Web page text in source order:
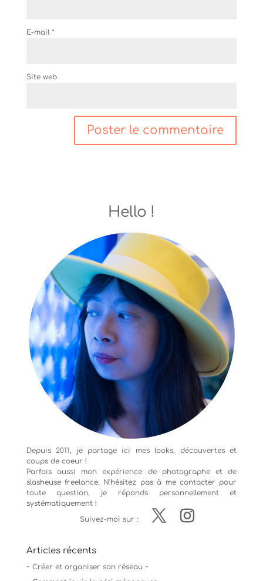
E-mail *
Site web
Hello !
Depuis 2011, je partage ici mes looks, découvertes et
coups de coeur !
Parfois aussi mon expérience de photographeet de
slasheuse freelance. N'hésitez pas à me contacter pour
toute question, je réponds personnellement et
systématiquement !
Suivez-moi sur :
Articles récents
~ Créer et organiser son réseau ~